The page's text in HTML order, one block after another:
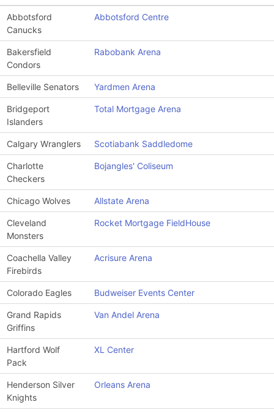
Abbotsford
Canucks
Abbotsford Centre
Bakersfield
Condors
Rabobank Arena
Belleville Senators Yardmen Arena
Bridgeport
Islanders
Total Mortgage Arena
Calgary Wranglers Scotiabank Saddledome
Charlotte
Checkers
Bojangles' Coliseum
Chicago Wolves Allstate Arena
Cleveland
Monsters
Rocket Mortgage FieldHouse
Coachella Valley
Firebirds
Acrisure Arena
Colorado Eagles Budweiser Events Center
Grand Rapids
Griffins
Van Andel Arena
Hartford Wolf
Pack
XL Center
Henderson Silver
Knights
Orleans Arena